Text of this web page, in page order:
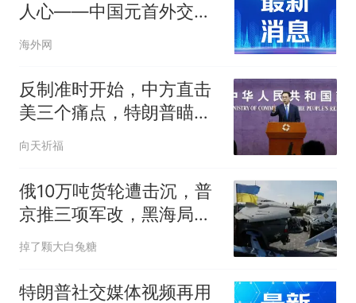
人心——中国元首外交的
海外网
反制准时开始，中方直击
美三个痛点，特朗普瞄准
台海，很快掀桌？
向天祈福
俄10万吨货轮遭击沉，普
京推三项军改，黑海局势
要变天？
掉了颗大白兔糖
特朗普社交媒体视频再用